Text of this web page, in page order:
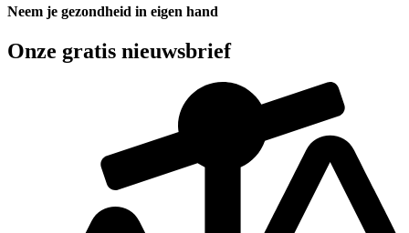
Neem je gezondheid in eigen hand
Onze gratis nieuwsbrief